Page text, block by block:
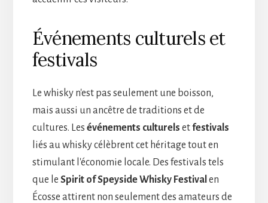
Événements culturels et
festivals
Le whisky n'est pas seulement une boisson,
mais aussi un ancêtre de traditions et de
cultures. Les événements culturels etfestivals
liés au whisky célèbrent cet héritage tout en
stimulant l'économie locale. Des festivals tels
que le Spirit of Speyside Whisky Festival en
Écosse attirent non seulement des amateurs de